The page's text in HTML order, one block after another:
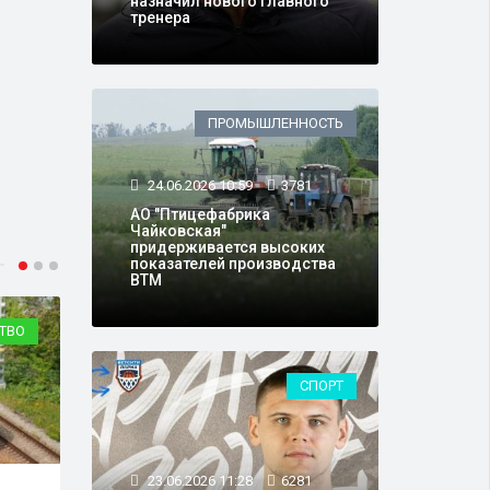
КОНЦЕРТЫ
тренера
ПРОМЫШЛЕННОСТЬ
24.06.2026 10:59 3781
АО "Птицефабрика
Чайковская"
придерживается высоких
показателей производства
ВТМ
СПОРТ
23.06.2026 11:28 6281